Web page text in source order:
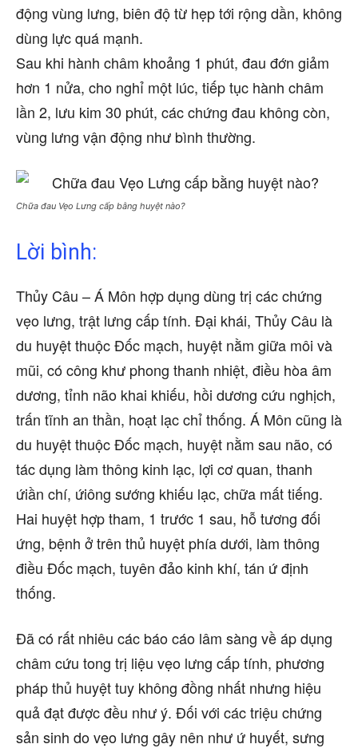
động vùng lưng, biên độ từ hẹp tới rộng dần, không
dùng lực quá mạnh.
Sau khi hành châm khoảng 1 phút, đau đớn giảm
hơn 1 nửa, cho nghỉ một lúc, tiếp tục hành châm
lần 2, lưu kim 30 phút, các chứng đau không còn,
vùng lưng vận động như bình thường.
Chữa đau Vẹo Lưng cấp bằng huyệt nào?
Lời bình:
Thủy Câu – Á Môn hợp dụng dùng trị các chứng
vẹo lưng, trật lưng cấp tính. Đại khái, Thủy Câu là
du huyệt thuộc Đốc mạch, huyệt nằm giữa môi và
mũi, có công khư phong thanh nhiệt, điều hòa âm
dương, tỉnh não khai khiếu, hồi dương cứu nghịch,
trấn tĩnh an thần, hoạt lạc chỉ thống. Á Môn cũng là
du huyệt thuộc Đốc mạch, huyệt nằm sau não, có
tác dụng làm thông kinh lạc, lợi cơ quan, thanh
ứiần chí, ứiông sướng khiếu lạc, chữa mất tiếng.
Hai huyệt hợp tham, 1 trước 1 sau, hỗ tương đối
ứng, bệnh ở trên thủ huyệt phía dưới, làm thông
điều Đốc mạch, tuyên đảo kinh khí, tán ứ định
thống.
Đã có rất nhiêu các báo cáo lâm sàng về áp dụng
châm cứu tong trị liệu vẹo lưng cấp tính, phương
pháp thủ huyệt tuy không đồng nhất nhưng hiệu
quả đạt được đều như ý. Đối với các triệu chứng
sản sinh do vẹo lưng gây nên như ứ huyết, sưng